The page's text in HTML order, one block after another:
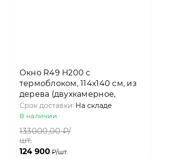
Окно R49 Н200 с
термоблоком, 114х140 см, из
дерева (двухкамерное,
среднеповоротное), Roto
Срок доставки: На складе
В наличии
133000,00₽/
шт.
124 900₽/шт.